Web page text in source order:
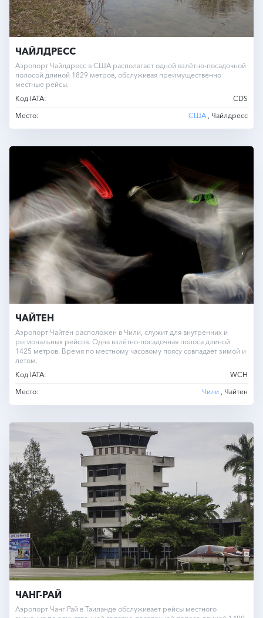
ЧАЙЛДРЕСС
Аэропорт Чайлдресс в США располагает одной взлётно-посадочной
полосой длиной 1829 метров, обслуживая преимущественно
местные рейсы.
Код IATA:
CDS
Место:
США , Чайлдресс
ЧАЙТЕН
Аэропорт Чайтен расположен в Чили, служит для внутренних и
региональных рейсов. Одна взлётно-посадочная полоса длиной
1425 метров. Время по местному часовому поясу совпадает зимой и
летом.
Код IATA:
WCH
Место:
Чили , Чайтен
ЧАНГ-РАЙ
Аэропорт Чанг-Рай в Таиланде обслуживает рейсы местного